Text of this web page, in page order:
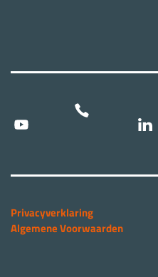
Privacyverklaring
Algemene Voorwaarden